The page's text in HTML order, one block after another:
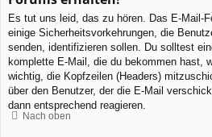
Es tut uns leid, das zu hören. Das E-Mail-
einige Sicherheitsvorkehrungen, die
senden, identifizieren sollen. Du solltest
komplette E-Mail, die du bekommen hast,
wichtig, die Kopfzeilen (Headers)
über den Benutzer, der die E-Mail
dann entsprechend reagieren.
Nach oben